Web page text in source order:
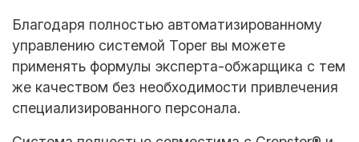
Благодаря полностью автоматизированному
управлению системой Toper вы можете
применять формулы эксперта-обжарщика с тем
же качеством без необходимости привлечения
специализированного персонала.